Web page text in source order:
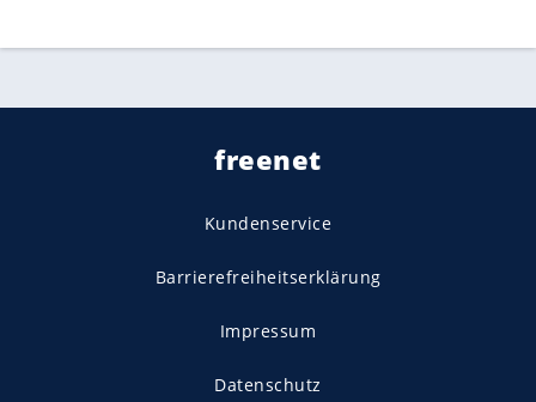
freenet
Kundenservice
Barrierefreiheitserklärung
Impressum
Datenschutz